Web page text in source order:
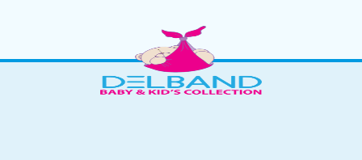
شده و با پوست حساس دلبندان شما کاملاً سازگار می باشد و گرمای مورد نیاز
دلبندبه فروش می رسد.
/ رنگ در پایین عنوان محصول کلیک کنید.